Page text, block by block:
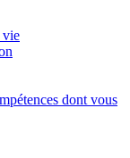
vie
dont vous